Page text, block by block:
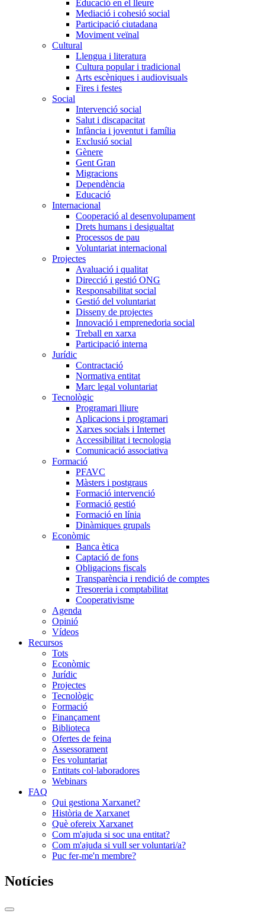
Educació en el lleure
Mediació i cohesió social
Participació ciutadana
Moviment veïnal
Cultural
Llengua i literatura
Cultura popular i tradicional
Arts escèniques i audiovisuals
Fires i festes
Social
Intervenció social
Salut i discapacitat
Infància i joventut i família
Exclusió social
Gènere
Gent Gran
Migracions
Dependència
Educació
Internacional
Cooperació al desenvolupament
Drets humans i desigualtat
Processos de pau
Voluntariat internacional
Projectes
Avaluació i qualitat
Direcció i gestió ONG
Responsabilitat social
Gestió del voluntariat
Disseny de projectes
Innovació i emprenedoria social
Treball en xarxa
Participació interna
Jurídic
Contractació
Normativa entitat
Marc legal voluntariat
Tecnològic
Programari lliure
Aplicacions i programari
Xarxes socials i Internet
Accessibilitat i tecnologia
Comunicació associativa
Formació
PFAVC
Màsters i postgraus
Formació intervenció
Formació gestió
Formació en línia
Dinàmiques grupals
Econòmic
Banca ètica
Captació de fons
Obligacions fiscals
Transparència i rendició de comptes
Tresoreria i comptabilitat
Cooperativisme
Agenda
Opinió
Vídeos
Recursos
Tots
Econòmic
Jurídic
Projectes
Tecnològic
Formació
Finançament
Biblioteca
Ofertes de feina
Assessorament
Fes voluntariat
Entitats col·laboradores
Webinars
FAQ
Qui gestiona Xarxanet?
Història de Xarxanet
Què ofereix Xarxanet
Com m'ajuda si soc una entitat?
Com m'ajuda si vull ser voluntari/a?
Puc fer-me'n membre?
Notícies
Commutador